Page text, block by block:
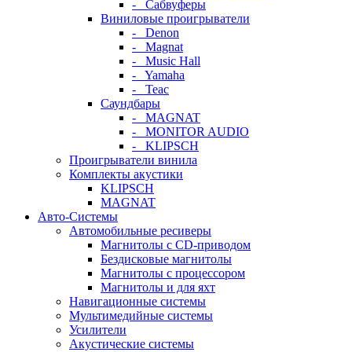
- Сабвуферы
Виниловые проигрыватели
- Denon
- Magnat
- Music Hall
- Yamaha
- Teac
Саундбары
- MAGNAT
- MONITOR AUDIO
- KLIPSCH
Проигрыватели винила
Комплекты акустики
KLIPSCH
MAGNAT
Авто-Системы
Автомобильные ресиверы
Магнитолы с CD-приводом
Бездисковые магнитолы
Магнитолы с процессором
Магнитолы и для яхт
Навигационные системы
Мультимедийные системы
Усилители
Акустические системы